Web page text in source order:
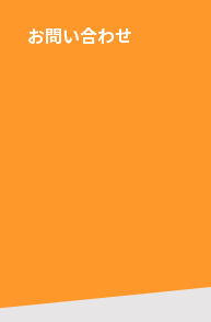
お問い合わせ